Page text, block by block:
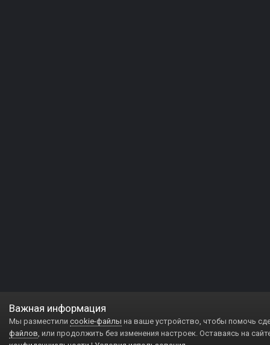
Важная информация
Мы разместили cookie-файлы на ваше устройство, чтобы помочь
файлов, или продолжить без изменения настроек. Оставаясь на